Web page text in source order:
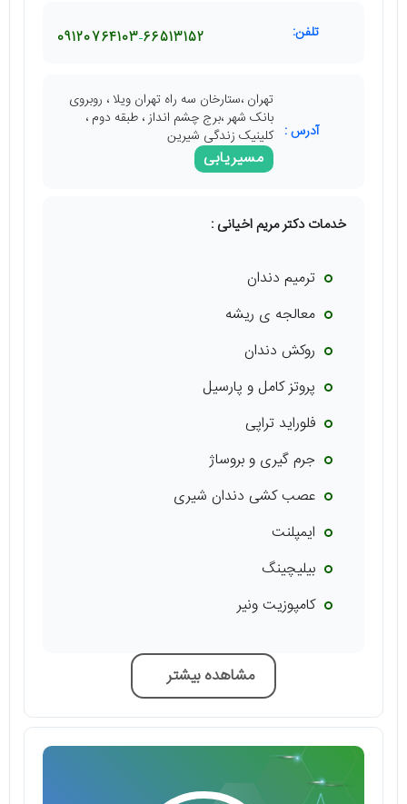
تلفن: 66513152
09120764103
آدرس :
تهران ،ستارخان سه راه تهران ویلا ، روبروی
بانک شهر ،برج چشم انداز ، طبقه دوم ،
کلینیک زندگی شیرین
مسیریابی
خدمات دکتر مریم اخیانی :
ترمیم دندان
معالجه ی ریشه
روکش دندان
پروتز کامل و پارسیل
فلوراید تراپی
جرم گیری و بروساژ
عصب کشی دندان شیری
ایمپلنت
بیلیچینگ
کامپوزیت ونیر
مشاهده بیشتر